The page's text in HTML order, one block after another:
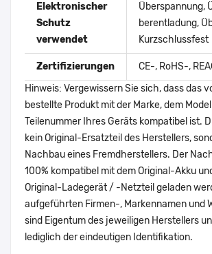
Elektronischer
Schutz
verwendet
Überspannung,
berentladung,
Kurzschlussfest
Zertifizierungen
CE-, RoHS-,
Hinweis: Vergewissern Sie sich, dass das
bestellte Produkt mit der Marke, dem
Teilenummer Ihres Geräts kompatibel ist.
kein Original-Ersatzteil des Herstellers,
Nachbau eines Fremdherstellers. Der
100% kompatibel mit dem Original-Akku
Original-Ladegerät / -Netzteil geladen
aufgeführten Firmen-, Markennamen und
sind Eigentum des jeweiligen Herstellers
lediglich der eindeutigen Identifikation.